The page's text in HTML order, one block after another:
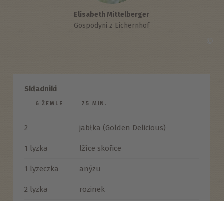
Elisabeth Mittelberger
Gospodyni z Eichernhof
Składniki
6 ŽEMLE 75 MIN.
2 jabłka (Golden Delicious)
1 lyzka lžíce skořice
1 lyzeczka anýzu
2 lyzka rozinek